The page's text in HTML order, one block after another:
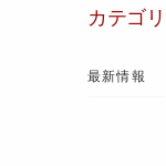
カテゴ
最新情報